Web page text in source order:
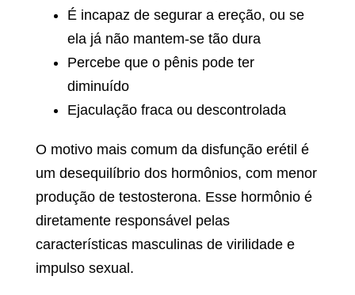
É incapaz de segurar a ereção, ou se
ela já não mantem-se tão dura
Percebe que o pênis pode ter
diminuído
Ejaculação fraca ou descontrolada
O motivo mais comum da disfunção erétil é
um desequilíbrio dos hormônios, com menor
produção de testosterona. Esse hormônio é
diretamente responsável pelas
características masculinas de virilidade e
impulso sexual.